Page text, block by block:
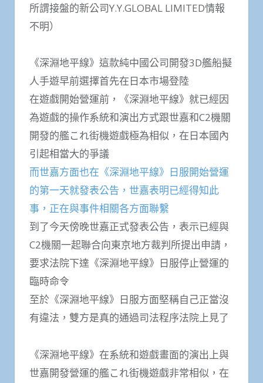
所謂接盤的新公司Y.Y.GLOBAL LIMITED情報
不明）
《深淵地平線》這款純中國公司開發3D艦船擬
人手遊早前選擇首先在日本市場登陸
在遊戲開始營運前，《深淵地平線》就已經因
為遊戲的操作系統和演出方式跟世嘉和C2機關
開發的艦これ街機遊戲極為相似，在日本國內
引起相當大的爭議
而世嘉方面也在《深淵地平線》日服開始營運
的第一天就發表公告，世嘉表明已經得知此
事，正在與事件相關各方面聯繫
到了今天傍晚世嘉正式發表公告，表示已經與
C2機關一起聯合向東京地方裁判所提出申請，
要求法院下達《深淵地平線》日服停止營運的
臨時命令
至於《深淵地平線》日服方面堅稱自己正當沒
有違法，雙方是真的通過司法程序法院上見了
《深淵地平線》在系統和遊戲畫面的演出上與
世嘉開發營運的艦これ街機遊戲非常相似，在